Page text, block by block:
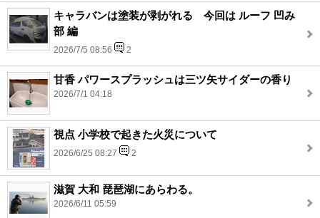
キャラバンは塗装が剥がれる 今回は ルーフ 凹み
部 編
2026/7/5 08:56 2
甘香 パワースプラッシュは三ツ矢サイダーの香り
2026/7/1 04:18
視点 小学校で起きた火災について
2026/6/25 08:27 2
滋賀 大和 琵琶湖にあらわる。
2026/6/11 05:59